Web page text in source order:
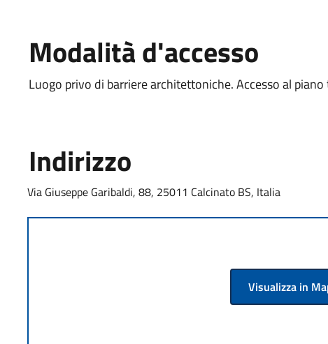
Modalità d'accesso
Luogo privo di barriere architettoniche. Accesso al piano
Indirizzo
Via Giuseppe Garibaldi, 88, 25011 Calcinato BS, Italia
Visualizza in